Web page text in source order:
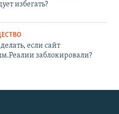
избегать?
если сайт
заблокировали?